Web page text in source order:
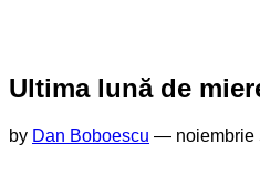
Ultima lună de
by Dan Boboescu — noiembrie